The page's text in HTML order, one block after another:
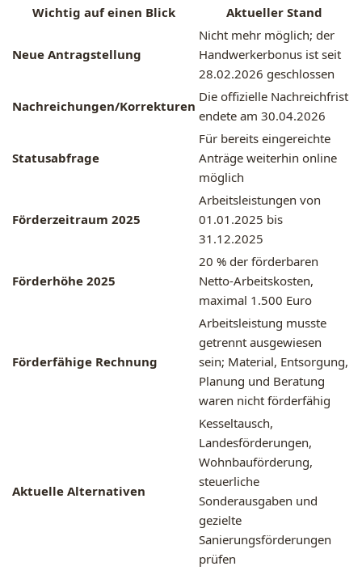
Wichtig auf einen Blick Aktueller Stand
Neue Antragstellung
Nicht mehr möglich; der
Handwerkerbonus ist seit
28.02.2026 geschlossen
Nachreichungen/Korrekturen
Die offizielle Nachreichfrist
endete am 30.04.2026
Statusabfrage
Für bereits eingereichte
Anträge weiterhin online
möglich
Förderzeitraum 2025
Arbeitsleistungen von
01.01.2025 bis
31.12.2025
Förderhöhe 2025
20 % der förderbaren
Netto-Arbeitskosten,
maximal 1.500 Euro
Förderfähige Rechnung
Arbeitsleistung musste
getrennt ausgewiesen
sein; Material, Entsorgung,
Planung und Beratung
waren nicht förderfähig
Aktuelle Alternativen
Kesseltausch,
Landesförderungen,
Wohnbauförderung,
steuerliche
Sonderausgaben und
gezielte
Sanierungsförderungen
prüfen